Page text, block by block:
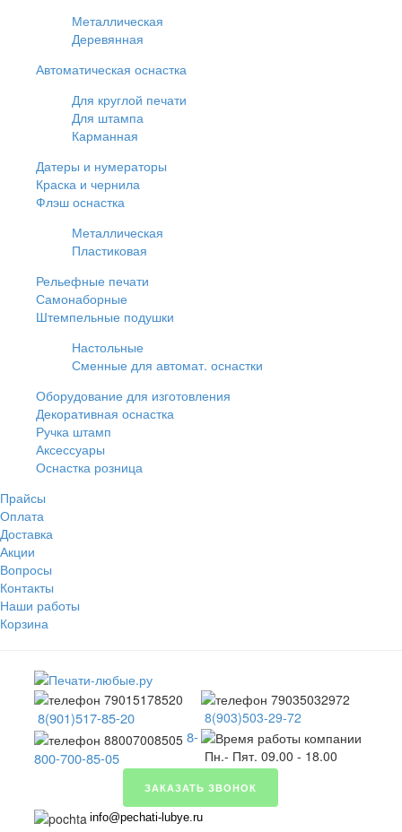
Металлическая
Деревянная
Автоматическая оснастка
Для круглой печати
Для штампа
Карманная
Датеры и нумераторы
Краска и чернила
Флэш оснастка
Металлическая
Пластиковая
Рельефные печати
Самонаборные
Штемпельные подушки
Настольные
Сменные для автомат. оснастки
Оборудование для изготовления
Декоративная оснастка
Ручка штамп
Аксессуары
Оснастка розница
Прайсы
Оплата
Доставка
Акции
Вопросы
Контакты
Наши работы
Корзина
8(901)517-85-20
8-
800-700-85-05
8(903)503-29-72
Пн.- Пят. 09.00 - 18.00
ЗАКАЗАТЬ ЗВОНОК
info@pechati-lubye.ru